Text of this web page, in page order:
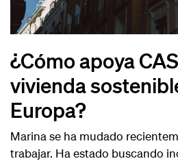
¿Cómo apoya
vivienda
Europa?
Marina se ha mudado
trabajar. Ha estado buscando